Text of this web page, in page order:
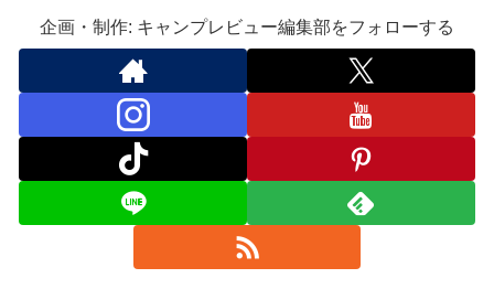
企画・制作: キャンプレビュー編集部をフォローする